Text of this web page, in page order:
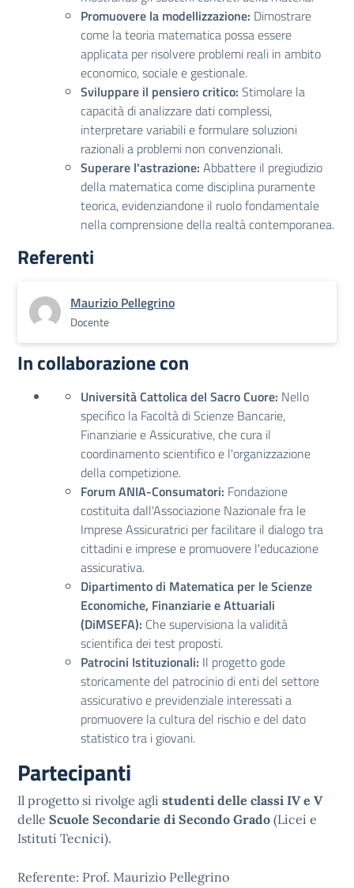
Promuovere la modellizzazione: Dimostrare
come la teoria matematica possa essere
applicata per risolvere problemi reali in ambito
economico, sociale e gestionale.
Sviluppare il pensiero critico: Stimolare la
capacità di analizzare dati complessi,
interpretare variabili e formulare soluzioni
razionali a problemi non convenzionali.
Superare l'astrazione: Abbattere il pregiudizio
della matematica come disciplina puramente
teorica, evidenziandone il ruolo fondamentale
nella comprensione della realtà contemporanea.
Referenti
Maurizio Pellegrino
Docente
In collaborazione con
Università Cattolica del Sacro Cuore: Nello
specifico la Facoltà di Scienze Bancarie,
Finanziarie e Assicurative, che cura il
coordinamento scientifico e l'organizzazione
della competizione.
Forum ANIA-Consumatori: Fondazione
costituita dall'Associazione Nazionale fra le
Imprese Assicuratrici per facilitare il dialogo tra
cittadini e imprese e promuovere l'educazione
assicurativa.
Dipartimento di Matematica per le Scienze
Economiche, Finanziarie e Attuariali
(DiMSEFA): Che supervisiona la validità
scientifica dei test proposti.
Patrocini Istituzionali: Il progetto gode
storicamente del patrocinio di enti del settore
assicurativo e previdenziale interessati a
promuovere la cultura del rischio e del dato
statistico tra i giovani.
Partecipanti
Il progetto si rivolge agli studenti delle classi IV e V
delle Scuole Secondarie di Secondo Grado (Licei e
Istituti Tecnici).
Referente: Prof. Maurizio Pellegrino